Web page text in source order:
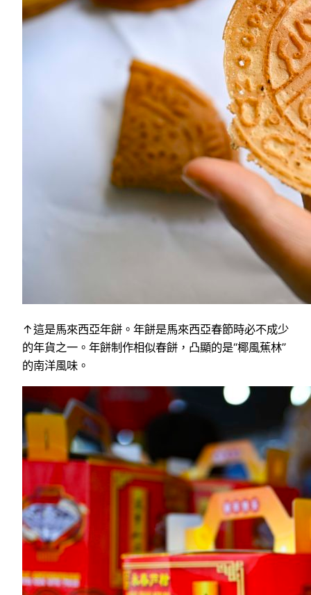
↑這是馬來西亞年餅。年餅是馬來西亞春節時必不成少
的年貨之一。年餅制作相似春餅，凸顯的是“椰風蕉林”
的南洋風味。